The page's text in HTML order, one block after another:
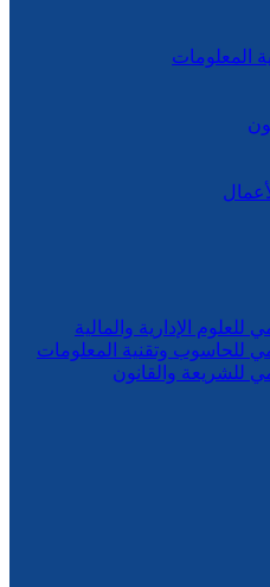
المعلومات
للعلوم الإدارية والمالية
للحاسوب وتقنية المعلومات
للشريعة والقانون